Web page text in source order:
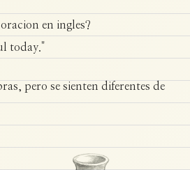
en ingles?
today."
pero se sienten diferentes de